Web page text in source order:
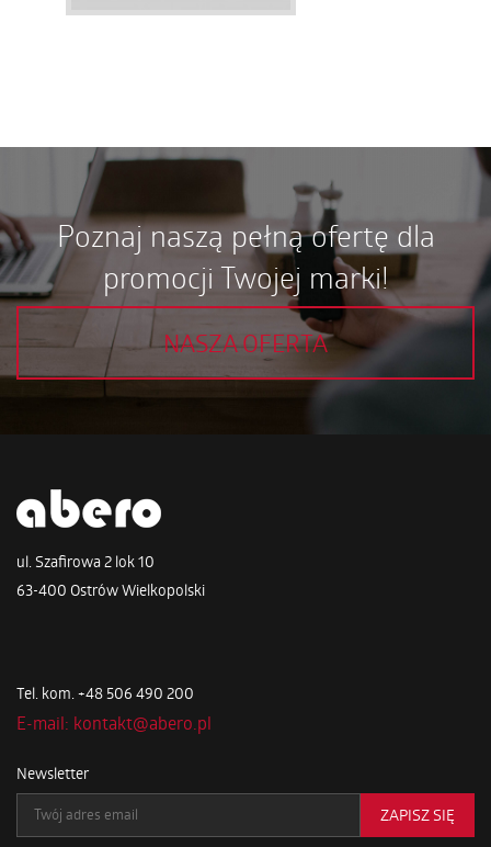
Poznaj naszą pełną ofertę dla
promocji Twojej marki!
NASZA OFERTA
ul. Szafirowa 2 lok 10
63-400 Ostrów Wielkopolski
Tel. kom. +48 506 490 200
E-mail: kontakt@abero.pl
Newsletter